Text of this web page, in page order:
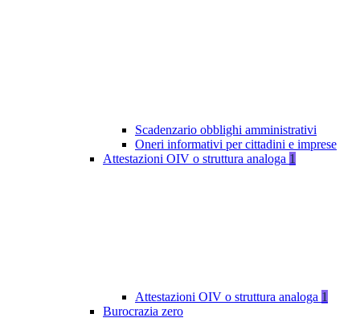
Scadenzario obblighi amministrativi
Oneri informativi per cittadini e imprese
Attestazioni OIV o struttura analoga 1
Attestazioni OIV o struttura analoga 1
Burocrazia zero